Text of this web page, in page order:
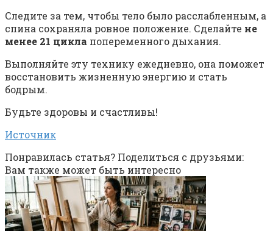
Следите за тем, чтобы тело было расслабленным, а
спина сохраняла ровное положение. Сделайте не
менее 21 цикла попеременного дыхания.
Выполняйте эту технику ежедневно, она поможет
восстановить жизненную энергию и стать
бодрым.
Будьте здоровы и счастливы!
Источник
Понравилась статья? Поделиться с друзьями:
Вам также может быть интересно